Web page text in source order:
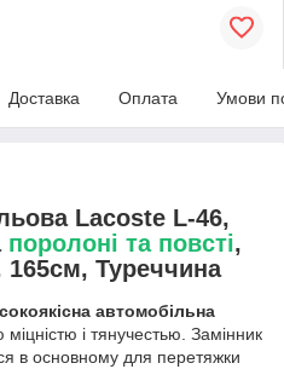
Доставка Оплата Умови
Lacoste L-46,
поролоні та повсті,
Туреччина
автомобільна
і тянучестью. Замінник
в основному для перетяжки